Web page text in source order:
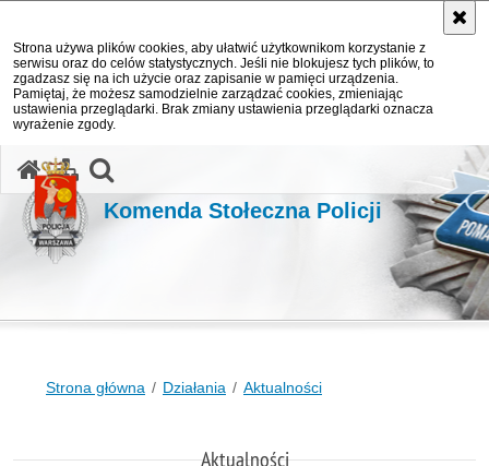
Strona używa plików cookies, aby ułatwić użytkownikom korzystanie z
serwisu oraz do celów statystycznych. Jeśli nie blokujesz tych plików, to
zgadzasz się na ich użycie oraz zapisanie w pamięci urządzenia.
Pamiętaj, że możesz samodzielnie zarządzać cookies, zmieniając
ustawienia przeglądarki. Brak zmiany ustawienia przeglądarki oznacza
wyrażenie zgody.
Komenda Stołeczna Policji
Strona główna Działania Aktualności
Aktualności